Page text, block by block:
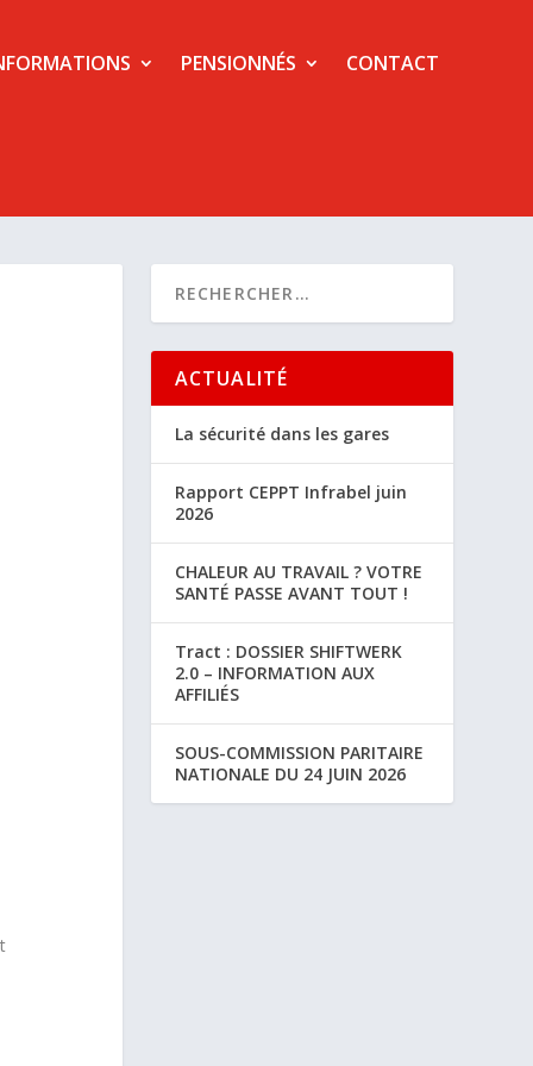
PENSIONNÉS CONTACT
ACTUALITÉ
La sécurité dans les gares
Rapport CEPPT Infrabel juin
2026
CHALEUR AU TRAVAIL ? VOTRE
SANTÉ PASSE AVANT TOUT !
Tract : DOSSIER SHIFTWERK
2.0 – INFORMATION AUX
AFFILIÉS
SOUS-COMMISSION PARITAIRE
NATIONALE DU 24 JUIN 2026